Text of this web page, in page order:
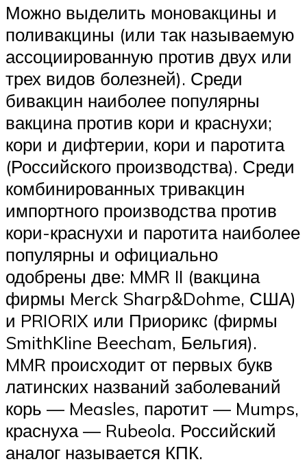
Можно выделить моновакцины и
поливакцины (или так называемую
ассоциированную против двух или
трех видов болезней). Среди
бивакцин наиболее популярны
вакцина против кори и краснухи;
кори и дифтерии, кори и паротита
(Российского производства). Среди
комбинированных тривакцин
импортного производства против
кори-краснухи и паротита наиболее
популярны и официально
одобрены две: MMR II (вакцина
фирмы Merck Sharp&Dohme, США)
и PRIORIX или Приорикс (фирмы
SmithKline Beecham, Бельгия).
MMR происходит от первых букв
латинских названий заболеваний
корь — Measles, паротит — Mumps,
краснуха — Rubeola. Российский
аналог называется КПК.